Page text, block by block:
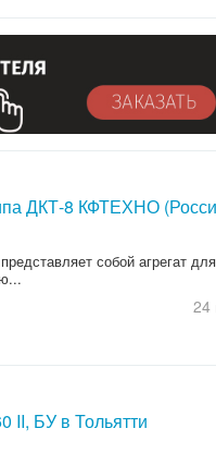
ДКТ-8 КФТЕХНО
собой агрегат для
24
II, БУ в Тольятти